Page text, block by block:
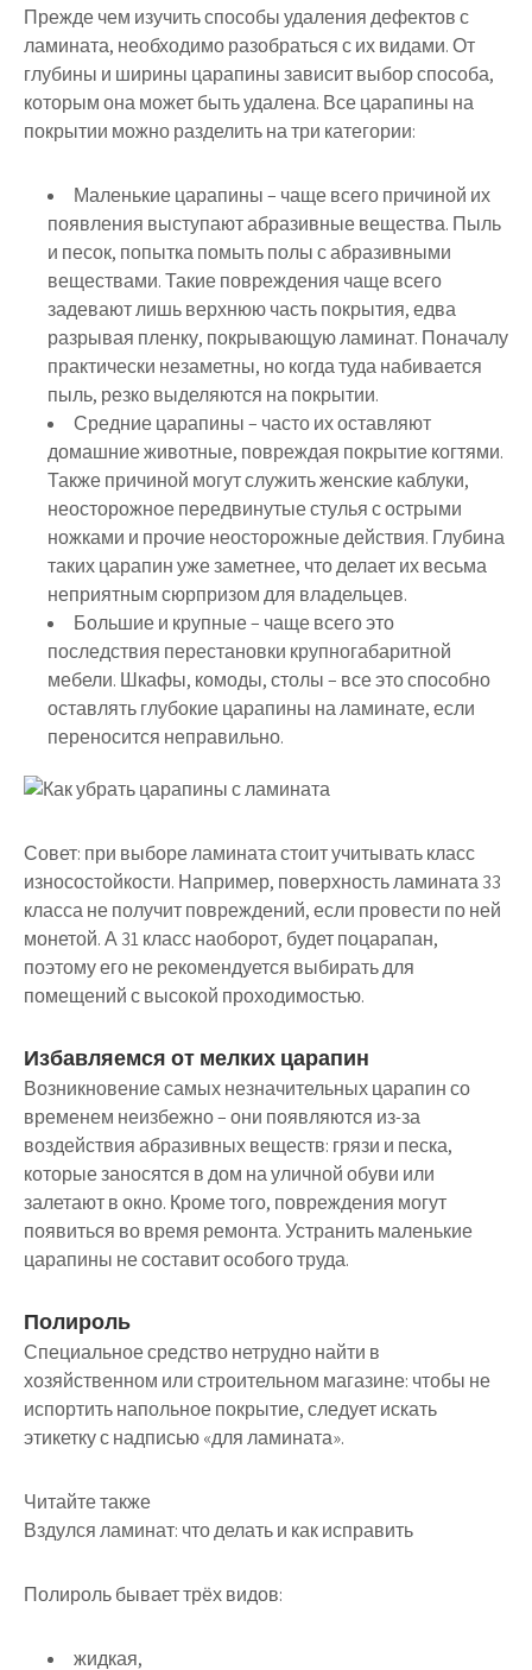
Прежде чем изучить способы удаления дефектов с
ламината, необходимо разобраться с их видами. От
глубины и ширины царапины зависит выбор способа,
которым она может быть удалена. Все царапины на
покрытии можно разделить на три категории:
Маленькие царапины – чаще всего причиной их
появления выступают абразивные вещества. Пыль
и песок, попытка помыть полы с абразивными
веществами. Такие повреждения чаще всего
задевают лишь верхнюю часть покрытия, едва
разрывая пленку, покрывающую ламинат. Поначалу
практически незаметны, но когда туда набивается
пыль, резко выделяются на покрытии.
Средние царапины – часто их оставляют
домашние животные, повреждая покрытие когтями.
Также причиной могут служить женские каблуки,
неосторожное передвинутые стулья с острыми
ножками и прочие неосторожные действия. Глубина
таких царапин уже заметнее, что делает их весьма
неприятным сюрпризом для владельцев.
Большие и крупные – чаще всего это
последствия перестановки крупногабаритной
мебели. Шкафы, комоды, столы – все это способно
оставлять глубокие царапины на ламинате, если
переносится неправильно.
Совет: при выборе ламината стоит учитывать класс
износостойкости. Например, поверхность ламината 33
класса не получит повреждений, если провести по ней
монетой. А 31 класс наоборот, будет поцарапан,
поэтому его не рекомендуется выбирать для
помещений с высокой проходимостью.
Избавляемся от мелких царапин
Возникновение самых незначительных царапин со
временем неизбежно – они появляются из-за
воздействия абразивных веществ: грязи и песка,
которые заносятся в дом на уличной обуви или
залетают в окно. Кроме того, повреждения могут
появиться во время ремонта. Устранить маленькие
царапины не составит особого труда.
Полироль
Специальное средство нетрудно найти в
хозяйственном или строительном магазине: чтобы не
испортить напольное покрытие, следует искать
этикетку с надписью «для ламината».
Читайте также
Вздулся ламинат: что делать и как исправить
Полироль бывает трёх видов:
жидкая,